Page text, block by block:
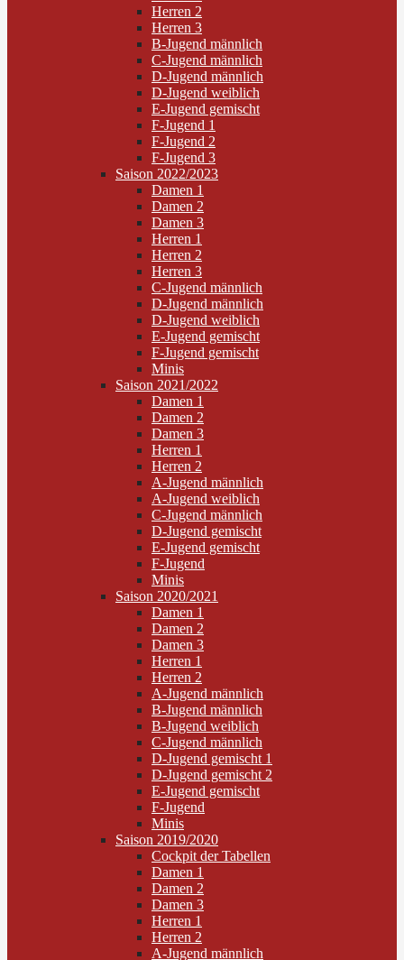
Herren 2
Herren 3
B-Jugend männlich
C-Jugend männlich
D-Jugend männlich
D-Jugend weiblich
E-Jugend gemischt
F-Jugend 1
F-Jugend 2
F-Jugend 3
Saison 2022/2023
Damen 1
Damen 2
Damen 3
Herren 1
Herren 2
Herren 3
C-Jugend männlich
D-Jugend männlich
D-Jugend weiblich
E-Jugend gemischt
F-Jugend gemischt
Minis
Saison 2021/2022
Damen 1
Damen 2
Damen 3
Herren 1
Herren 2
A-Jugend männlich
A-Jugend weiblich
C-Jugend männlich
D-Jugend gemischt
E-Jugend gemischt
F-Jugend
Minis
Saison 2020/2021
Damen 1
Damen 2
Damen 3
Herren 1
Herren 2
A-Jugend männlich
B-Jugend männlich
B-Jugend weiblich
C-Jugend männlich
D-Jugend gemischt 1
D-Jugend gemischt 2
E-Jugend gemischt
F-Jugend
Minis
Saison 2019/2020
Cockpit der Tabellen
Damen 1
Damen 2
Damen 3
Herren 1
Herren 2
A-Jugend männlich